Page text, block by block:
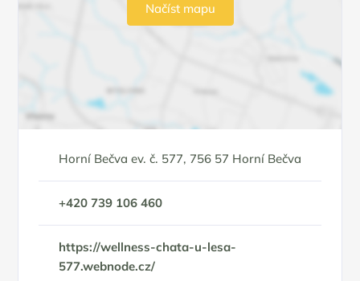
Načíst mapu
Horní Bečva ev. č. 577, 756 57 Horní Bečva
+420 739 106 460
https://wellness-chata-u-lesa-
577.webnode.cz/